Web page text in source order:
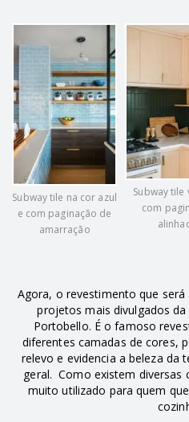
Subway tile na cor azul
e com paginação de
amarração
Subway tile
com
Agora, o revestimento que
projetos mais divulgados
Portobello. É o famoso
diferentes camadas de cores,
relevo e evidencia a beleza da
geral. Como existem diversas
muito utilizado para quem